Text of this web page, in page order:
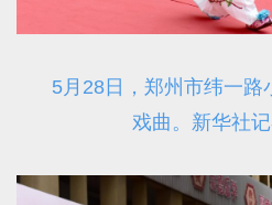
5月28日，郑州市纬一
戏曲。新华社